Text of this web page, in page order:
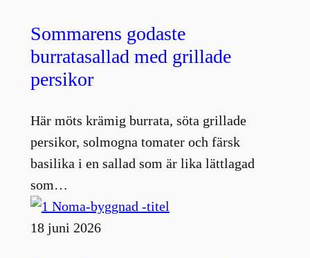
Sommarens godaste
burratasallad med grillade
persikor
Här möts krämig burrata, söta grillade
persikor, solmogna tomater och färsk
basilika i en sallad som är lika lättlagad
som…
18 juni 2026